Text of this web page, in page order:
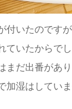
付いたのです
ていたからで
まだ出番があ
加湿はしてい